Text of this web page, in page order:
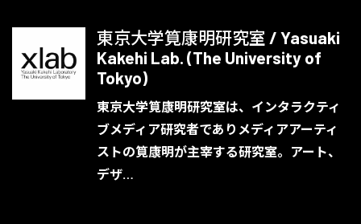
東京大学筧康明研究室 / Yasuaki
Kakehi Lab. (The University of
Tokyo)
東京大学筧康明研究室は、インタラクティ
ブメディア研究者でありメディアアーティ
ストの筧康明が主宰する研究室。アート、
デザ…